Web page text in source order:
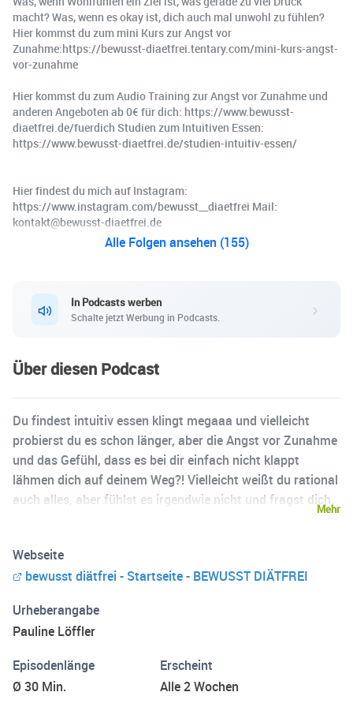
macht? Was, wenn es okay ist, dich auch mal unwohl zu fühlen?
Hier kommst du zum mini Kurs zur Angst vor
Zunahme:https://bewusst-diaetfrei.tentary.com/mini-kurs-angst-
vor-zunahme
Hier kommst du zum Audio Training zur Angst vor Zunahme und
anderen Angeboten ab 0€ für dich: https://www.bewusst-
diaetfrei.de/fuerdich Studien zum Intuitiven Essen:
https://www.bewusst-diaetfrei.de/studien-intuitiv-essen/
Hier findest du mich auf Instagram:
https://www.instagram.com/bewusst__diaetfrei Mail:
kontakt@bewusst-diaetfrei.de
Alle Folgen ansehen (155)
In Podcasts werben
Schalte jetzt Werbung in Podcasts.
Über diesen Podcast
Du findest intuitiv essen klingt megaaa und vielleicht
probierst du es schon länger, aber die Angst vor Zunahme
und das Gefühl, dass es bei dir einfach nicht klappt
lähmen dich auf deinem Weg?! Vielleicht weißt du rational
auch alles, aber fühlst es irgendwie nicht und fragst dich,
Körper zu vertrauen? Dann bist du hier richtig. Been there.
Done that. Und viiiielen meiner Kundinnen geht's genau.
Psychotherapie, zertifizierte Beraterin für intuitives Essen
und Sozialpädagogin. 2020 gründete ich Bewusst Diätfrei
und begleite seitdem Frauen auf ihrem Weg zu mehr
Freiheit im Essen und einen freundlichen Blick auf ihren
Körper. Ich arbeite gewichtsneutral nach Health at Every
Mehr
Webseite
bewusst diätfrei - Startseite - BEWUSST DIÄTFREI
Urheberangabe
Pauline Löffler
Episodenlänge
Ø 30 Min.
Erscheint
Alle 2 Wochen